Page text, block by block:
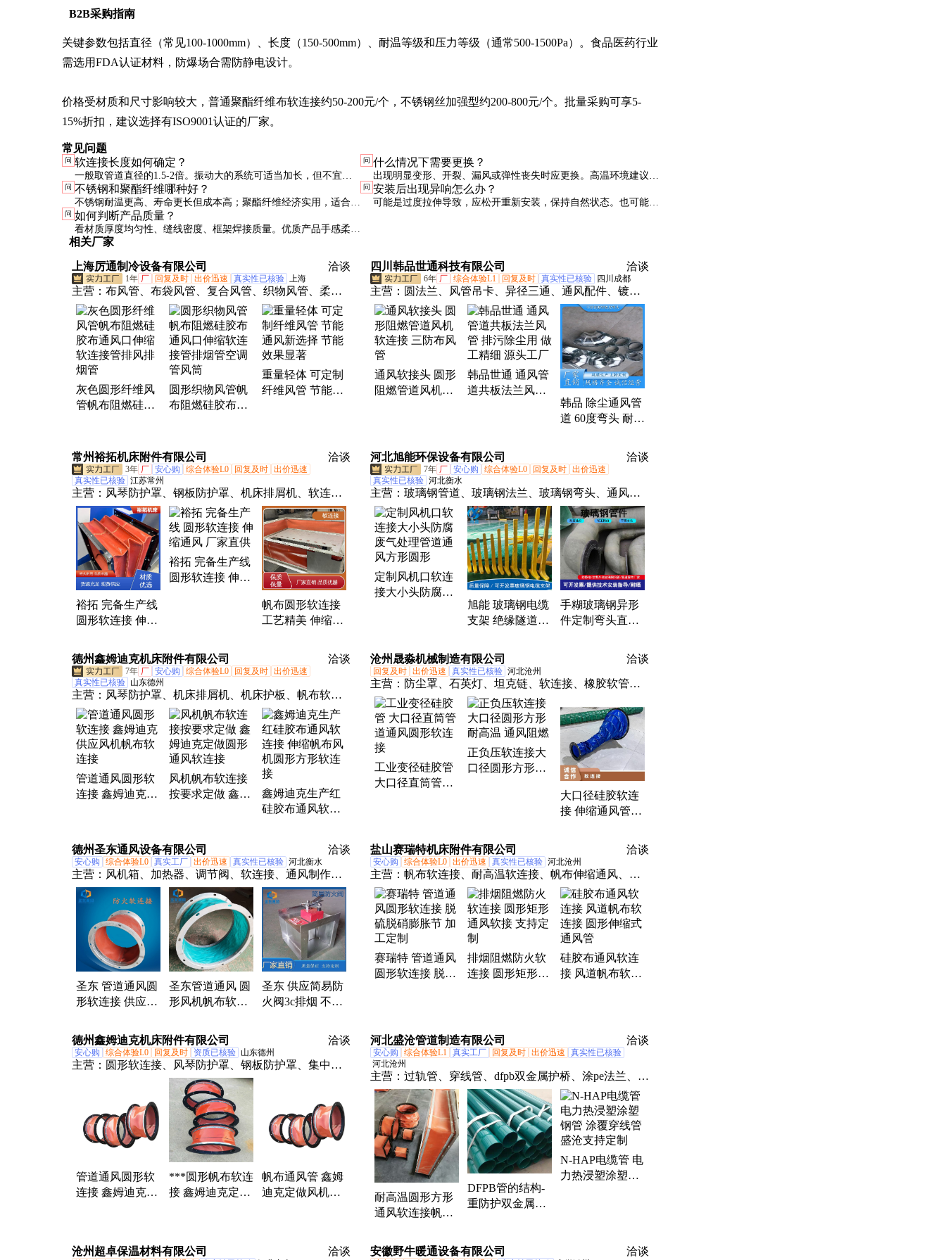
B2B采购指南
关键参数包括直径（常见100-1000mm）、长度（150-500mm）、耐温等级和压力等级（通常500-1500Pa）。食品医药行业
需选用FDA认证材料，防爆场合需防静电设计。
价格受材质和尺寸影响较大，普通聚酯纤维布软连接约50-200元/个，不锈钢丝加强型约200-800元/个。批量采购可享5-
15%折扣，建议选择有ISO9001认证的厂家。
常见问题
问 软连接长度如何确定？
一般取管道直径的1.5-2倍。振动大的系统可适当加长，但不宜超
过直径的3倍，否则可能产生共振。
问 什么情况下需要更换？
出现明显变形、开裂、漏风或弹性丧失时应更换。高温环境建议3-
5年强制更换。
问 不锈钢和聚酯纤维哪种好？
不锈钢耐温更高、寿命更长但成本高；聚酯纤维经济实用，适合一
般场合。高温高腐蚀环境推荐不锈钢。
问 安装后出现异响怎么办？
可能是过度拉伸导致，应松开重新安装，保持自然状态。也可能是
问 如何判断产品质量？
看材质厚度均匀性、缝线密度、框架焊接质量。优质产品手感柔
韧，无刺激性气味。
相关厂家
上海厉通制冷设备有限公司 洽谈
1年 厂 回复及时 出价迅速 真实性已核验 上海
主营： 布风管、布袋风管、复合风管、织物风管、柔性
风管、保温风管、纤维织物风管
灰色圆形纤维风
管帆布阻燃硅胶
管
圆形织物风管帆
布阻燃硅胶布通
风筒
重量轻体 可定制
纤维风管 节能通
四川韩品世通科技有限公司 洽谈
6年 厂 综合体验L1 回复及时 真实性已核验 四川成都
主营： 圆法兰、风管吊卡、异径三通、通风配件、镀锌
加码、镀锌风管、卡条卡码、风管弯头、虾米弯头
通风软接头 圆形
阻燃管道风机软
韩品世通 通风管
道共板法兰风管
韩品 除尘通风管
道 60度弯头 耐碱
配件 加工厂家
常州裕拓机床附件有限公司 洽谈
3年 厂 安心购 综合体验L0 回复及时 出价迅速
真实性已核验 江苏常州
主营： 风琴防护罩、钢板防护罩、机床排屑机、软连
接、圆形防护罩、拉链式缝制圆形防护罩、硅胶布圆形
丝杆防护罩、塑料拖链、钢制拖链、链板、盔甲防护
罩、丝杆防护罩、方形防护罩、盔甲式防护罩、铠甲式
防护罩、盔甲式风琴防护罩、机床导轨盔、钢骨保护
链、全封闭链条、线缆保护链
裕拓 完备生产线
圆形软连接 伸缩
裕拓 完备生产线
圆形软连接 伸缩
帆布圆形软连接
工艺精美 伸缩通
河北旭能环保设备有限公司 洽谈
7年 厂 安心购 综合体验L0 回复及时 出价迅速
真实性已核验 河北衡水
主营： 玻璃钢管道、玻璃钢法兰、玻璃钢弯头、通风管
道、玻璃钢蝶阀、玻璃钢污水池盖板、玻璃钢生物滤
池、玻璃钢除臭箱、玻璃钢储罐、玻璃钢角钢、玻璃钢
方管、玻璃钢圆管、玻璃钢风管、玻璃钢排水管、玻璃
钢止回阀、有机玻璃钢风管、污水池盖板、玻璃钢拱形
盖板、玻璃钢异形件
定制风机口软连
接大小头防腐废
旭能 玻璃钢电缆
支架 绝缘隧道支
电缆沟支架规格
齐全
手糊玻璃钢异形
件定制弯头直径
摩擦防腐蚀 四通
德州鑫姆迪克机床附件有限公司 洽谈
7年 厂 安心购 综合体验L0 回复及时 出价迅速
真实性已核验 山东德州
主营： 风琴防护罩、机床排屑机、机床护板、帆布软连
接、机床刮屑板、机床冷却管、拖链、刮屑板、机床
灯、机床防护罩、钢制拖链、机床排削机、集屑车、钢
板防护罩、车床排屑机、油缸防尘罩、机床排屑器、机
床外防护、风琴罩、排屑机、机床外壳、塑料拖链、铁
屑车、丝杆防护罩
管道通风圆形软
连接 鑫姆迪克供
风机帆布软连接
按要求定做 鑫姆
鑫姆迪克生产红
硅胶布通风软连
沧州晟淼机械制造有限公司 洽谈
回复及时 出价迅速 真实性已核验 河北沧州
主营： 防尘罩、石英灯、坦克链、软连接、橡胶软管、
圆形护罩、电缆线、防护罩、硅胶布、排屑机、三防
布、传动链、防风管、工作灯、硅胶管、电缆牵引、风
机接头、废品设备、机床导轨、空调风管、金属拖链、
钢铝拖链、灯泡机床、保温接头、硅胶直筒
工业变径硅胶管
大口径直筒管道
正负压软连接大
口径圆形方形耐
大口径硅胶软连
接 伸缩通风管道
德州圣东通风设备有限公司 洽谈
安心购 综合体验L0 真实工厂 出价迅速 真实性已核验 河北衡水
主营： 风机箱、加热器、调节阀、软连接、通风制作、
防火阀、屋顶风机、风机盘管、定风量阀、边墙风机、
格栅风口、球形喷口、空调风机、排烟风机、轴流风
机、新风换气机、正压送风口、单层百叶风口、防雨百
叶风口、新风机组、空气过滤器、新风净化箱、空气净
化箱、初中效风机箱
圣东 管道通风圆
形软连接 供应风
圣东管道通风 圆
形风机帆布软连
圣东 供应简易防
火阀3c排烟 不锈
盐山赛瑞特机床附件有限公司 洽谈
安心购 综合体验L0 出价迅速 真实性已核验 河北沧州
主营： 帆布软连接、耐高温软连接、帆布伸缩通风、帆
布伸缩布袋、防震伸缩风机、水泥伸缩布袋
赛瑞特 管道通风
圆形软连接 脱硫
排烟阻燃防火软
连接 圆形矩形通
硅胶布通风软连
接 风道帆布软连
德州鑫姆迪克机床附件有限公司 洽谈
安心购 综合体验L0 回复及时 资质已核验 山东德州
主营： 圆形软连接、风琴防护罩、钢板防护罩、集中排
管道通风圆形软
连接 鑫姆迪克供
***圆形帆布软连
接 鑫姆迪克定做
帆布通风管 鑫姆
迪克定做风机帆
河北盛沧管道制造有限公司 洽谈
安心购 综合体验L1 真实工厂 回复及时 出价迅速
真实性已核验
河北沧州
主营： 过轨管、穿线管、dfpb双金属护桥、涂pe法兰、涂
ep法兰、电力钢管、凃塑钢管、涂塑弯头、双金属护
桥、喷塑法兰、涂塑钢管、热浸塑钢管、热浸塑穿线
管、给水涂塑复合钢管、涂塑复合钢管、涂塑复合管、
电力涂塑钢管、N-hap热浸塑钢管、双金属护桥管、热浸
塑电力穿线管、电缆穿线管、聚乙烯涂氟钢管、热浸塑
电缆穿线管、涂塑钢质线缆套管、环氧树脂涂塑钢管
耐高温圆形方形
通风软连接帆布
布风管
DFPB管的结构-
重防护双金属护
N-HAP电缆管 电
力热浸塑涂塑钢
沧州超卓保温材料有限公司 洽谈 安徽野牛暖通设备有限公司 洽谈